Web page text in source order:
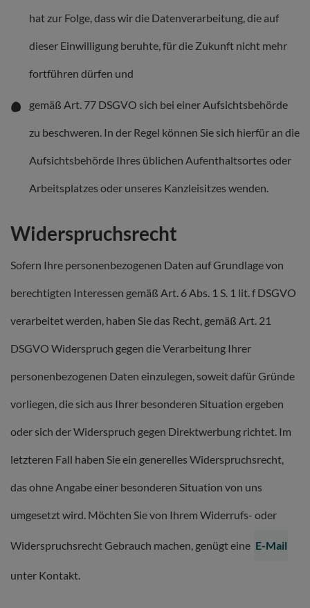
hat zur Folge, dass wir die Datenverarbeitung, die auf
dieser Einwilligung beruhte, für die Zukunft nicht mehr
fortführen dürfen und
gemäß Art. 77 DSGVO sich bei einer Aufsichtsbehörde
zu beschweren. In der Regel können Sie sich hierfür an die
Aufsichtsbehörde Ihres üblichen Aufenthaltsortes oder
Arbeitsplatzes oder unseres Kanzleisitzes wenden.
Widerspruchsrecht
Sofern Ihre personenbezogenen Daten auf Grundlage von
berechtigten Interessen gemäß Art. 6 Abs. 1 S. 1 lit. f DSGVO
verarbeitet werden, haben Sie das Recht, gemäß Art. 21
DSGVO Widerspruch gegen die Verarbeitung Ihrer
personenbezogenen Daten einzulegen, soweit dafür Gründe
vorliegen, die sich aus Ihrer besonderen Situation ergeben
oder sich der Widerspruch gegen Direktwerbung richtet. Im
letzteren Fall haben Sie ein generelles Widerspruchsrecht,
das ohne Angabe einer besonderen Situation von uns
umgesetzt wird. Möchten Sie von Ihrem Widerrufs- oder
Widerspruchsrecht Gebrauch machen, genügt eine E-Mail
unter Kontakt.